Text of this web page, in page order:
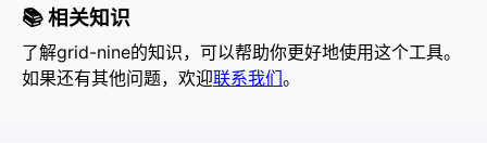
📚 相关知识
了解grid-nine的知识，可以帮助你更好地使用这个工具。
如果还有其他问题，欢迎联系我们。